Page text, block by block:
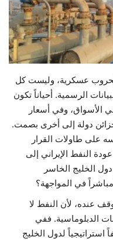
عسكرية، وليست كل
الرسمية. أحياناً تكون
الأسواق، وفي أسعار
دولة إلى أخرى بصمت.
على طاولات القرار
النفط الإيراني إلى
الخليج الخاسر
في المواجهة؟
عنده، لأن النفط لا
الدبلوماسية. ففي
لدول الخليج